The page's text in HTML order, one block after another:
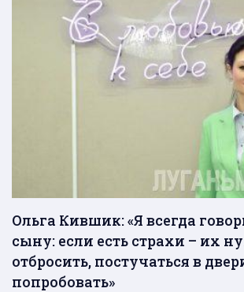
Ольга Кившик: «Я всегда
сыну: если есть страхи – их
отбросить, постучаться в
попробовать»